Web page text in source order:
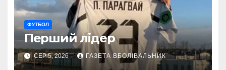
ФУТБОЛ
Перший лідер
СЕР 5, 2026 ГАЗЕТА ВБОЛІВАЛЬНИК